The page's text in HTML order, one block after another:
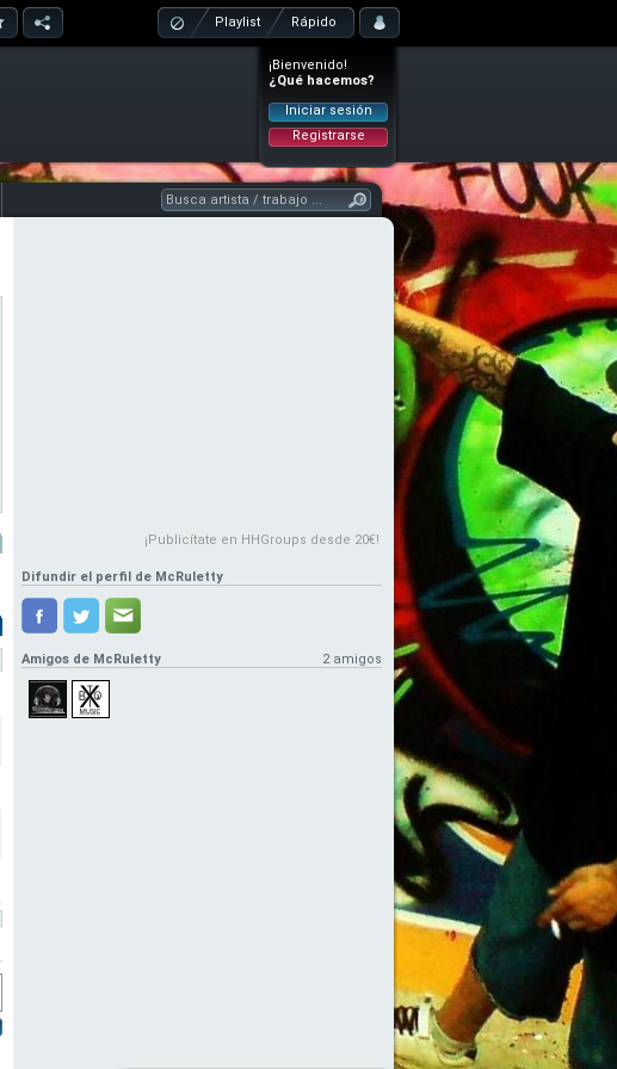
Playlist Rápido
¡Bienvenido!
¿Qué hacemos?
Iniciar sesión
Registrarse
¡Publicítate en HHGroups desde 20€!
Difundir el perfil de McRuletty
Amigos de McRuletty 2 amigos